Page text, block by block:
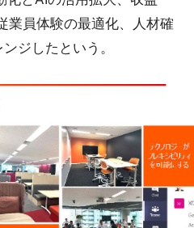
業員体験の最適化、人材確
ジしたという。